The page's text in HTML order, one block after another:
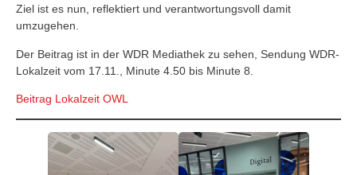
Ziel ist es nun, reflektiert und verantwortungsvoll damit
umzugehen.
Der Beitrag ist in der WDR Mediathek zu sehen, Sendung WDR-
Lokalzeit vom 17.11., Minute 4.50 bis Minute 8.
Beitrag Lokalzeit OWL